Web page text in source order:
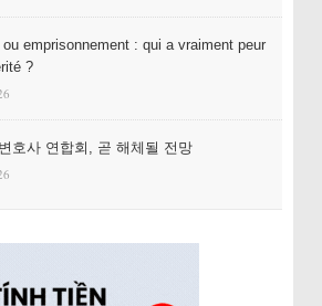
ou emprisonnement : qui a vraiment peur
?
호사 연합회, 곧 해체될 전망